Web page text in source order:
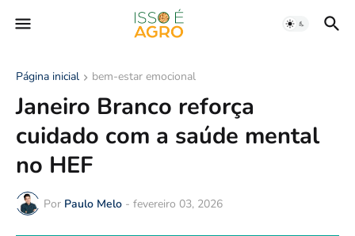
Página inicial bem-estar emocional
Janeiro Branco reforça
cuidado com a saúde mental
no HEF
Por Paulo Melo - fevereiro 03, 2026